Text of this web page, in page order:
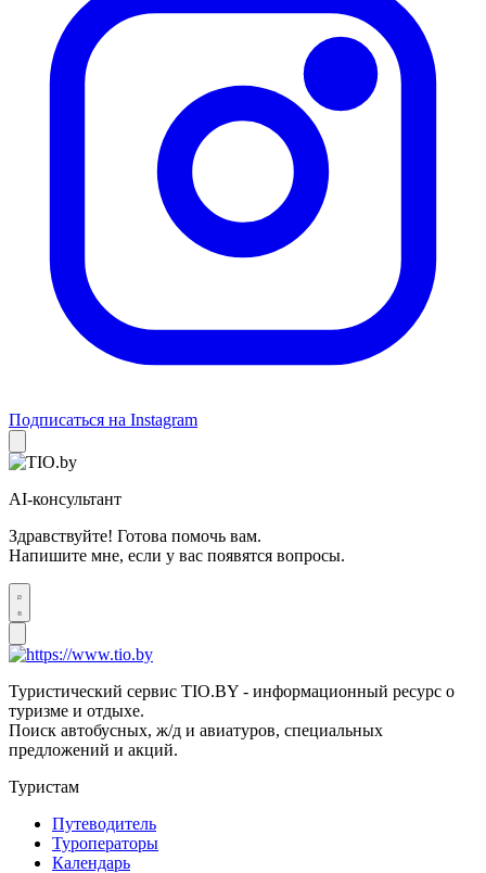
Подписаться на Instagram
AI-консультант
Здравствуйте! Готова помочь вам.
Напишите мне, если у вас появятся вопросы.
Туристический сервис TIO.BY - информационный ресурс о
туризме и отдыхе.
Поиск автобусных, ж/д и авиатуров, специальных
предложений и акций.
Туристам
Путеводитель
Туроператоры
Календарь